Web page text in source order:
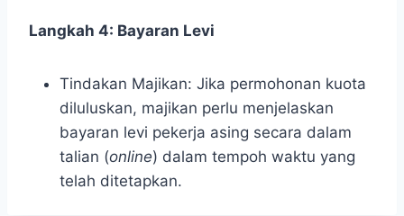
Langkah 4: Bayaran Levi
Tindakan Majikan: Jika permohonan kuota
diluluskan, majikan perlu menjelaskan
bayaran levi pekerja asing secara dalam
talian (online) dalam tempoh waktu yang
telah ditetapkan.